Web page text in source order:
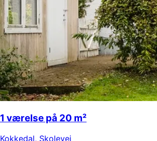
1 værelse på 20 m²
Kokkedal, Skolevej